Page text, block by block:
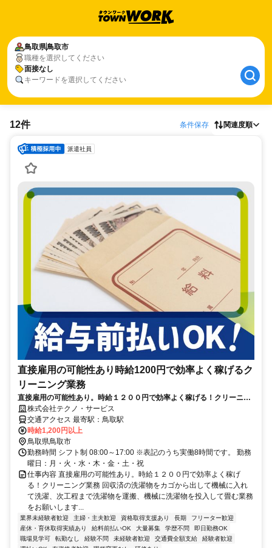
鳥取県鳥取市
職種を選択してください
面接なし
キーワードを選択してください
12件 条件保存 関連度順
派遣社員
直接雇用の可能性あり時給1200円で効率よく稼げるク
リーニング業務
直接雇用の可能性あり。時給１２００円で効率よく稼げる！クリーニン
グ業務
株式会社テクノ・サービス
交通アクセス 最寄駅：鳥取駅
時給1,200円以上
鳥取県鳥取市
勤務時間 シフト制 08:00～17:00 ※表記のうち実働8時間です。 勤務
曜日：月・火・水・木・金・土・祝
仕事内容 直接雇用の可能性あり。時給１２００円で効率よく稼げ
る！クリーニング業務 回収済の洗濯物をカゴから出して機械に入れ
て洗濯、次工程まで洗濯物を運搬、機械に洗濯物を投入して畳む業務
をお願いします...
業界未経験者歓迎 主婦・主夫歓迎 資格取得支援あり 長期
フリーター歓迎
産休・育休取得実績あり
給料前払いOK 大量募集 学歴不問
即日勤務OK
職場見学可
転勤なし 経験不問 未経験者歓迎 交通費全額支給
経験者歓迎